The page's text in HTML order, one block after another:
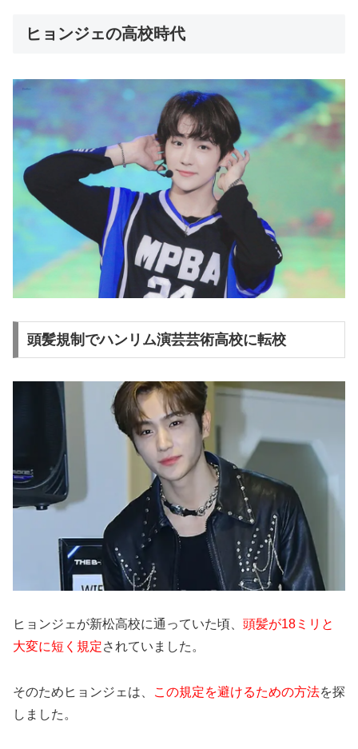
ヒョンジェの高校時代
頭髪規制でハンリム演芸芸術高校に転校
ヒョンジェが新松高校に通っていた頃、 頭髪が18ミリと
大変に短く規定されていました。
そのためヒョンジェは、 この規定を避けるための方法を探
しました。